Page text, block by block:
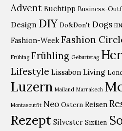
Advent Buchtipp Business-
Design DIY Do&Don't Dogs
Fashion-Week Fashion
Frühing Frühling Geburtstag
Lifestyle Lissabon Living
Luzern Mailand Marrakech
Montasoutfit Neo Ostern Reisen
Rezept Silvester Sizilien